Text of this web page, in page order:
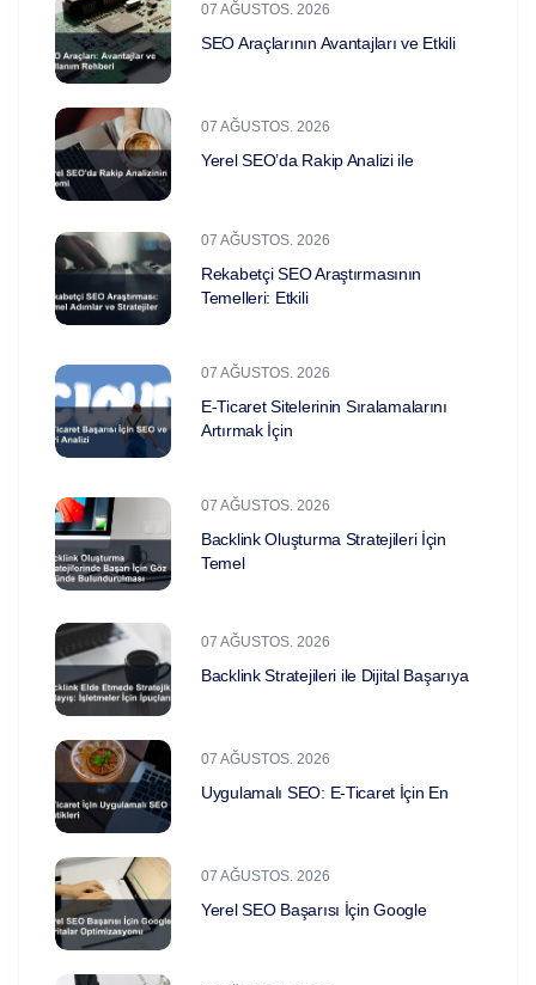
07 AĞUSTOS. 2026
SEO Araçlarının Avantajları ve Etkili
07 AĞUSTOS. 2026
Yerel SEO’da Rakip Analizi ile
07 AĞUSTOS. 2026
Rekabetçi SEO Araştırmasının
Temelleri: Etkili
07 AĞUSTOS. 2026
E-Ticaret Sitelerinin Sıralamalarını
Artırmak İçin
07 AĞUSTOS. 2026
Backlink Oluşturma Stratejileri İçin
Temel
07 AĞUSTOS. 2026
Backlink Stratejileri ile Dijital Başarıya
07 AĞUSTOS. 2026
Uygulamalı SEO: E-Ticaret İçin En
07 AĞUSTOS. 2026
Yerel SEO Başarısı İçin Google